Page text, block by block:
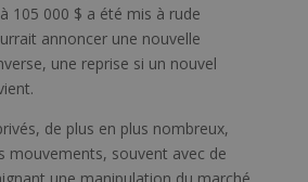
105 000 $ a été mis à rude
annoncer une nouvelle
une reprise si un nouvel
de plus en plus nombreux,
mouvements, souvent avec de
une manipulation du marché